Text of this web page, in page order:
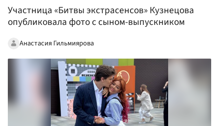
Участница «Битвы экстрасенсов» Кузнецова
опубликовала фото с сыном-выпускником
Анастасия Гильмиярова